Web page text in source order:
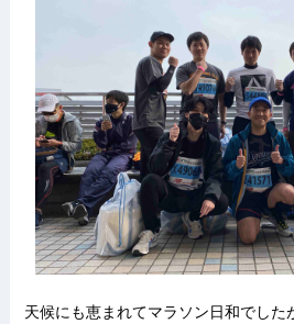
天候にも恵まれてマラソン日和でした